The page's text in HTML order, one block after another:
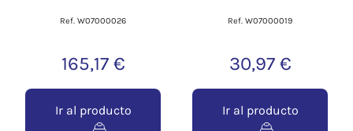
Ref. W07000026
165,17 €
Ir al producto
Ref. W07000019
30,97 €
Ir al producto